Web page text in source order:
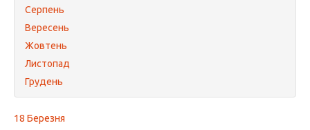
Серпень
Вересень
Жовтень
Листопад
Грудень
18 Березня